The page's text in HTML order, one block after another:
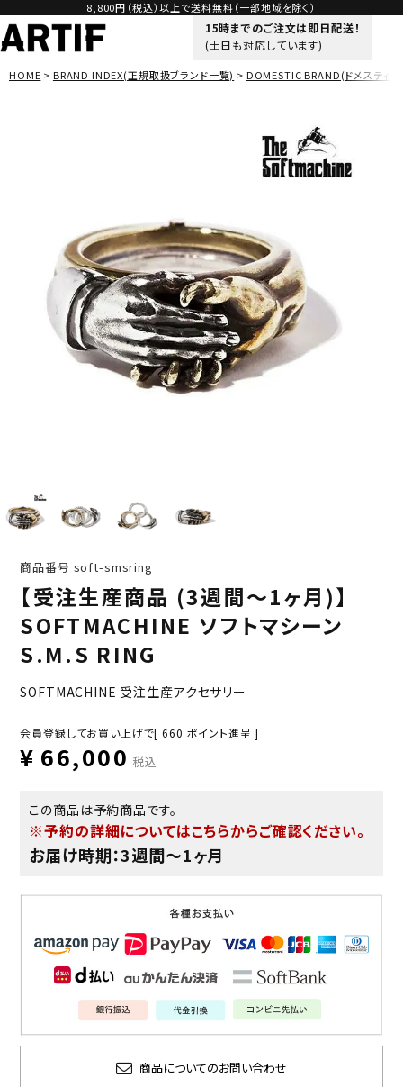
8,800円（税込）以上で送料無料（一部地域を除く）
15時までのご注文は即日配送！
(土日も対応しています)
HOME BRAND INDEX(正規取扱ブランド一覧) DOMESTIC BRAND(ドメスティッ
商品番号 soft-smsring
【受注生産商品 (3週間～1ヶ月)】
SOFTMACHINE ソフトマシーン
S.M.S RING
SOFTMACHINE 受注生産アクセサリー
会員登録してお買い上げで[ 660 ポイント進呈 ]
¥ 66,000 税込
この商品は予約商品です。
※予約の詳細についてはこちらからご確認ください。
お届け時期：3週間〜1ヶ月
商品についてのお問い合わせ